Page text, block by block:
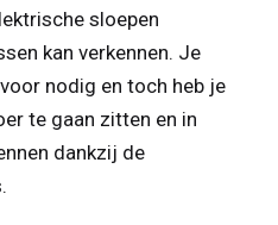
sloepen
kan verkennen. Je
nodig en toch heb je
te gaan zitten en in
dankzij de